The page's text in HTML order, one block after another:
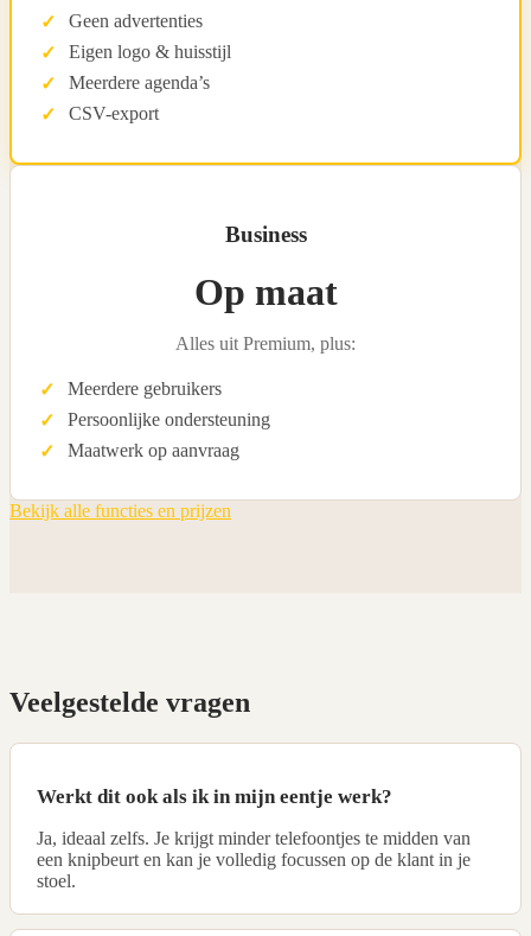
Geen advertenties
Eigen logo & huisstijl
Meerdere agenda’s
CSV-export
Business
Op maat
Alles uit Premium, plus:
Meerdere gebruikers
Persoonlijke ondersteuning
Maatwerk op aanvraag
Bekijk alle functies en prijzen
Veelgestelde vragen
Werkt dit ook als ik in mijn eentje werk?
Ja, ideaal zelfs. Je krijgt minder telefoontjes te midden van
een knipbeurt en kan je volledig focussen op de klant in je
stoel.